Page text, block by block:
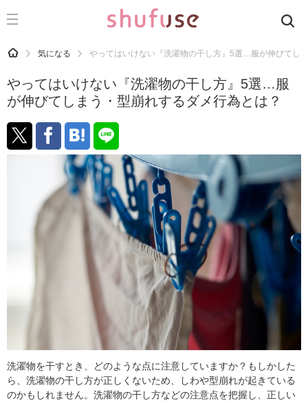
CATEGORY 記事カテゴリ
運気
洗濯
生活の知恵
掃除
マナー
おすすめ
HOME 気になる やってはいけない『洗濯物の干し方』5選…服が伸びてし
やってはいけない『洗濯物の干し方』5選…服
が伸びてしまう・型崩れするダメ行為とは？
洗濯物を干すとき、どのような点に注意していますか？もしかした
ら、洗濯物の干し方が正しくないため、しわや型崩れが起きている
のかもしれません。洗濯物の干し方などの注意点を把握し、正しい